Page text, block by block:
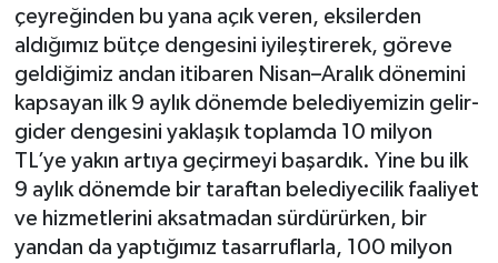
çeyreğinden bu yana açık veren, eksilerden
aldığımız bütçe dengesini iyileştirerek, göreve
geldiğimiz andan itibaren Nisan–Aralık dönemini
kapsayan ilk 9 aylık dönemde belediyemizin gelir-
gider dengesini yaklaşık toplamda 10 milyon
TL’ye yakın artıya geçirmeyi başardık. Yine bu ilk
9 aylık dönemde bir taraftan belediyecilik faaliyet
ve hizmetlerini aksatmadan sürdürürken, bir
yandan da yaptığımız tasarruflarla, 100 milyon
Haber Arşivi